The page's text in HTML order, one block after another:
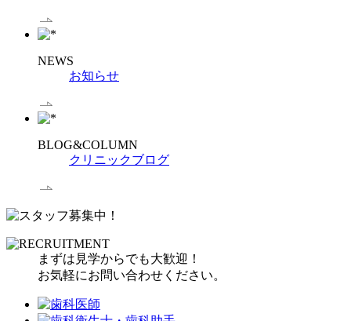
NEWS
お知らせ
BLOG&COLUMN
クリニックブログ
まずは見学からでも大歓迎！
お気軽にお問い合わせください。